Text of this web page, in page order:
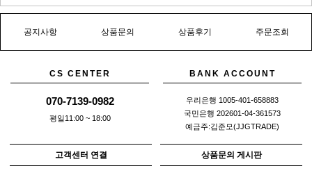
공지사항 상품문의 상품후기 주문조회
CS CENTER
070-7139-0982
평일11:00 ~ 18:00
BANK ACCOUNT
우리은행 1005-401-658883
국민은행 202601-04-361573
예금주:김준모(JJGTRADE)
고객센터 연결 상품문의 게시판